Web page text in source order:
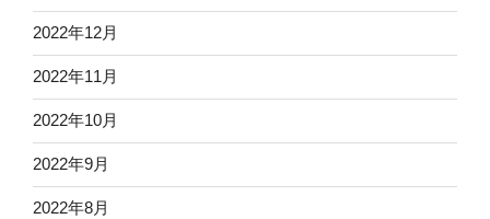
2022年12月
2022年11月
2022年10月
2022年9月
2022年8月